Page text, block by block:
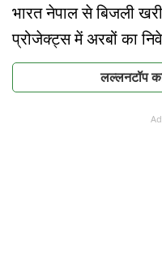
भारत नेपाल से बिजली
प्रोजेक्ट्स में अरबों का
लल्लनटॉप